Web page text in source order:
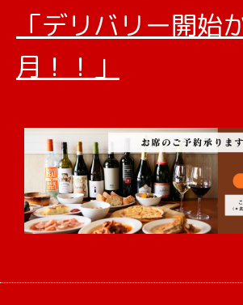
「デリバリー開始
月！！」